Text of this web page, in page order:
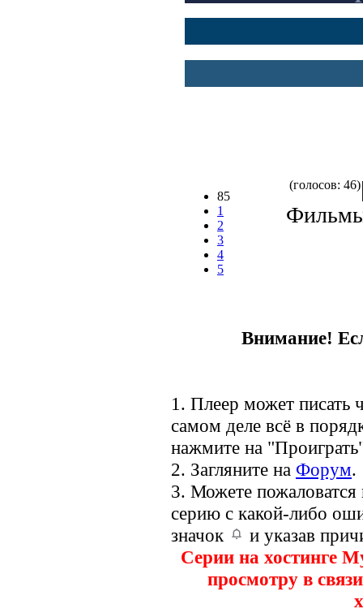
85
1
2
3
4
5
(голосов: 46)
Внимание!
1. Плеер может писать
самом деле всё в
нажмите на
2. Загляните на Форум.
3. Можете
серию с какой-либо
значок
и указав
Серии на хостинге
просмотру в